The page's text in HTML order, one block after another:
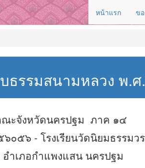
หน้าแรก ข
ธรรมสนามหลวง พ.
ณะจังหวัดนครปฐม ภาค ๑๔
๐๕๖ - โรงเรียนวัดนิยมธรรมว
ำเภอกำแพงแสน นครปฐม